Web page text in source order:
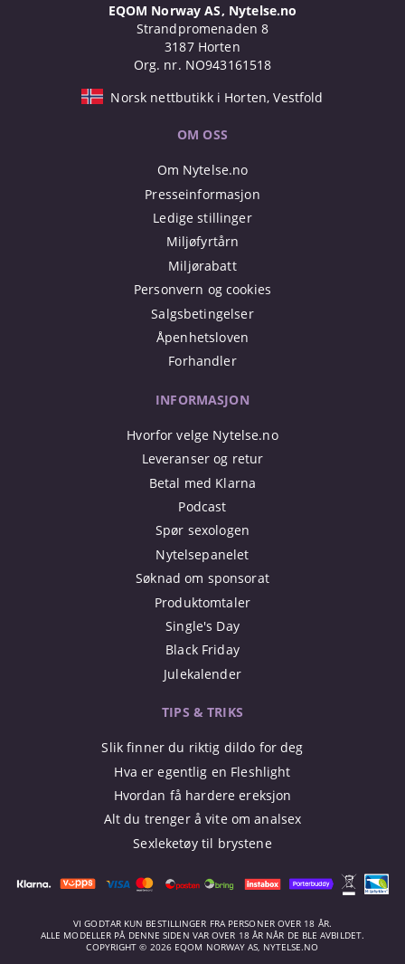
EQOM Norway AS, Nytelse.no
Strandpromenaden 8
3187 Horten
Org. nr. NO943161518
Norsk nettbutikk i Horten, Vestfold
OM OSS
Om Nytelse.no
Presseinformasjon
Ledige stillinger
Miljøfyrtårn
Miljørabatt
Personvern og cookies
Salgsbetingelser
Åpenhetsloven
Forhandler
INFORMASJON
Hvorfor velge Nytelse.no
Leveranser og retur
Betal med Klarna
Podcast
Spør sexologen
Nytelsepanelet
Søknad om sponsorat
Produktomtaler
Single's Day
Black Friday
Julekalender
TIPS & TRIKS
Slik finner du riktig dildo for deg
Hva er egentlig en Fleshlight
Hvordan få hardere ereksjon
Alt du trenger å vite om analsex
Sexleketøy til brystene
VI GODTAR KUN BESTILLINGER FRA PERSONER OVER 18 ÅR.
ALLE MODELLER PÅ DENNE SIDEN VAR OVER 18 ÅR NÅR DE BLE AVBILDET.
COPYRIGHT © 2026 EQOM NORWAY AS, NYTELSE.NO